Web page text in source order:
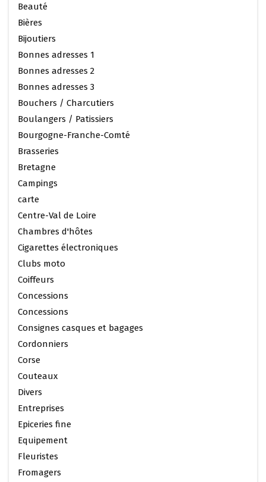
Beauté
Bières
Bijoutiers
Bonnes adresses 1
Bonnes adresses 2
Bonnes adresses 3
Bouchers / Charcutiers
Boulangers / Patissiers
Bourgogne-Franche-Comté
Brasseries
Bretagne
Campings
carte
Centre-Val de Loire
Chambres d'hôtes
Cigarettes électroniques
Clubs moto
Coiffeurs
Concessions
Concessions
Consignes casques et bagages
Cordonniers
Corse
Couteaux
Divers
Entreprises
Epiceries fine
Equipement
Fleuristes
Fromagers